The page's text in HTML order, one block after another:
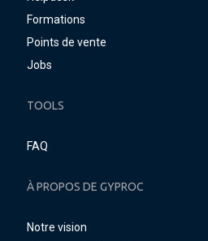
Formations
Points de vente
Jobs
TOOLS
FAQ
À PROPOS DE GYPROC
Notre vision